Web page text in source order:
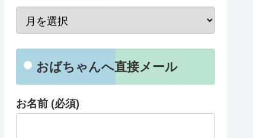
おばちゃんへ直接メール
お名前 (必須)